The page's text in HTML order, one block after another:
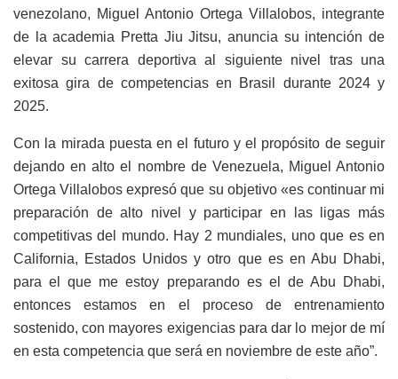
venezolano, Miguel Antonio Ortega Villalobos, integrante
de la academia Pretta Jiu Jitsu, anuncia su intención de
elevar su carrera deportiva al siguiente nivel tras una
exitosa gira de competencias en Brasil durante 2024 y
2025.
Con la mirada puesta en el futuro y el propósito de seguir
dejando en alto el nombre de Venezuela, Miguel Antonio
Ortega Villalobos expresó que su objetivo «es continuar mi
preparación de alto nivel y participar en las ligas más
competitivas del mundo. Hay 2 mundiales, uno que es en
California, Estados Unidos y otro que es en Abu Dhabi,
para el que me estoy preparando es el de Abu Dhabi,
entonces estamos en el proceso de entrenamiento
sostenido, con mayores exigencias para dar lo mejor de mí
en esta competencia que será en noviembre de este año”.